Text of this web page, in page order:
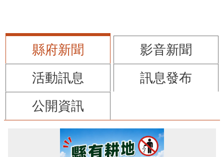
縣府新聞
影音新聞
活動訊息
訊息發布
公開資訊